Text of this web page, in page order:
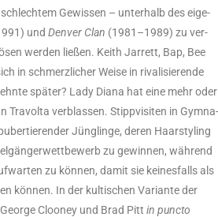
Gewis­sen – unter­halb des eige­
undDen­ver Clan (1981–1989) zu ver­
wer­den lie­ßen. Keith Jar­rett, Bap, Bee
in schmerz­li­cher Wei­se in riva­li­sie­ren­de
spä­ter? Lady Dia­na hat eine mehr oder
Tra­vol­ta ver­blas­sen. Stipp­vi­si­ten in
Jüng­lin­ge, deren Haar­sty­ling
zu gewin­nen, wäh­rend
zu kön­nen, damit sie kei­nes­falls als
kön­nen. In der kul­ti­schen Vari­an­te der
Cloo­ney und Brad Pittin punc­to